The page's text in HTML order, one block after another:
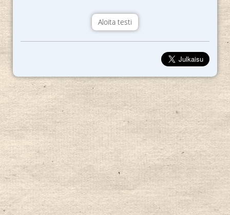
Aloita testi